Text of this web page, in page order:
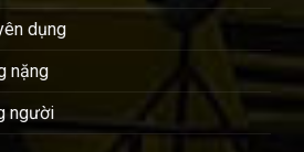
dụng
nặng
người